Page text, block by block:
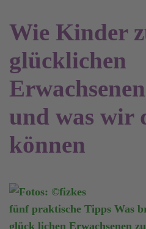
Wie Kinder
glücklichen
und was wir
können
fünf praktische Tipps Was
glück lichen Erwachsenen